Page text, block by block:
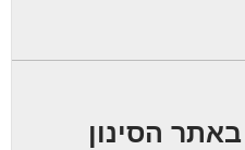
הסינון